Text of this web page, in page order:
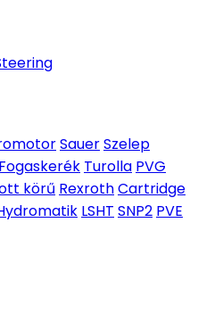
SauerSzelep
Fogaskerék Turolla PVG
körű RexrothCartridge
LSHT SNP2 PVE